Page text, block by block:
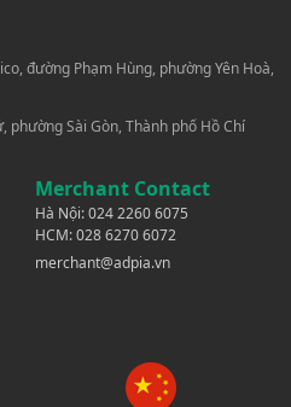
đường Phạm Hùng, phường Yên Hoà,
phường Sài Gòn, Thành phố Hồ Chí
Merchant Contact
Hà Nội:024 2260 6075
HCM:028 6270 6072
merchant@adpia.vn